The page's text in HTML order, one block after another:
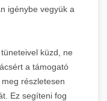
igénybe vegyük a
küzd, ne
a támogató
részletesen
Ez segíteni fog